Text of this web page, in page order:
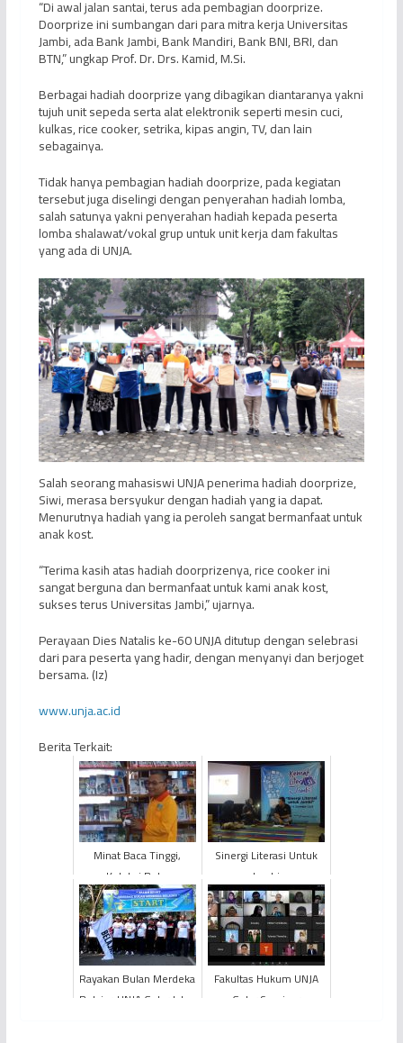
“Di awal jalan santai, terus ada pembagian doorprize.
Doorprize ini sumbangan dari para mitra kerja Universitas
Jambi, ada Bank Jambi, Bank Mandiri, Bank BNI, BRI, dan
BTN,” ungkap Prof. Dr. Drs. Kamid, M.Si.
Berbagai hadiah doorprize yang dibagikan diantaranya yakni
tujuh unit sepeda serta alat elektronik seperti mesin cuci,
kulkas, rice cooker, setrika, kipas angin, TV, dan lain
sebagainya.
Tidak hanya pembagian hadiah doorprize, pada kegiatan
tersebut juga diselingi dengan penyerahan hadiah lomba,
salah satunya yakni penyerahan hadiah kepada peserta
lomba shalawat/vokal grup untuk unit kerja dam fakultas
yang ada di UNJA.
Salah seorang mahasiswi UNJA penerima hadiah doorprize,
Siwi, merasa bersyukur dengan hadiah yang ia dapat.
Menurutnya hadiah yang ia peroleh sangat bermanfaat untuk
anak kost.
“Terima kasih atas hadiah doorprizenya, rice cooker ini
sangat berguna dan bermanfaat untuk kami anak kost,
sukses terus Universitas Jambi,” ujarnya.
Perayaan Dies Natalis ke-60 UNJA ditutup dengan selebrasi
dari para peserta yang hadir, dengan menyanyi dan berjoget
bersama. (Iz)
www.unja.ac.id
Berita Terkait:
Minat Baca Tinggi,
Koleksi Buku
Perpustakaan
Sarolangun Masih
Kurang
Sinergi Literasi Untuk
Jambi
Rayakan Bulan Merdeka
Belajar, UNJA Gelar Jalan
Fakultas Hukum UNJA
Gelar Seminar